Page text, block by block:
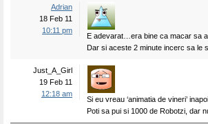
Adrian
18 Feb 11
10:11 pm
E adevarat…era bine ca macar sa
Dar si aceste 2 minute incerc sa le
Just_A_Girl
19 Feb 11
12:18 am
Si eu vreau ‘animatia de vineri’
Poti sa pui si 1000 de Robotzi, dar